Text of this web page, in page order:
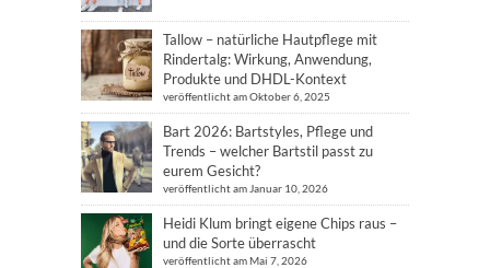
Tallow – natürliche Hautpflege mit
Rindertalg: Wirkung, Anwendung,
Produkte und DHDL-Kontext
veröffentlicht am Oktober 6, 2025
Bart 2026: Bartstyles, Pflege und
Trends – welcher Bartstil passt zu
eurem Gesicht?
veröffentlicht am Januar 10, 2026
Heidi Klum bringt eigene Chips raus –
und die Sorte überrascht
veröffentlicht am Mai 7, 2026